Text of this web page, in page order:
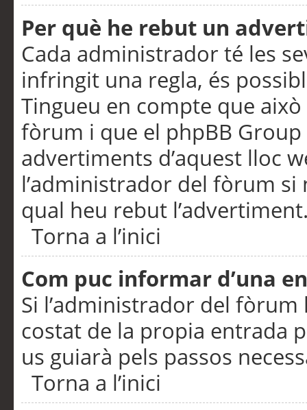
Per què he rebut un
Cada administrador té les
infringit una regla, és
Tingueu en compte que
fòrum i que el phpBB
advertiments d’aquest lloc
l’administrador del fòrum
qual heu rebut
Torna a l’inici
Com puc informar d’una
Si l’administrador del
costat de la propia entrada
us guiarà pels passos
Torna a l’inici